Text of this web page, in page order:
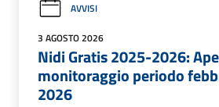
AVVISI
3 AGOSTO 2026
Nidi Gratis 2025-2026:
monitoraggio periodo
2026